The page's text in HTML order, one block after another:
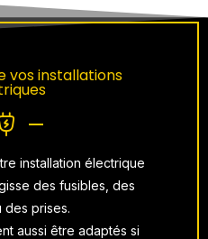
vos installations
installation électrique
des fusibles, des
des prises.
aussi être adaptés si